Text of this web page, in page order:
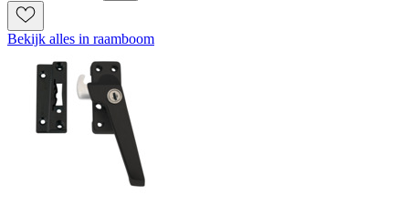
Bekijk alles in raamboom